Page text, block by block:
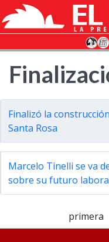
Finalizó la
Santa Rosa
Marcelo Tinelli se va
sobre su futuro
primera